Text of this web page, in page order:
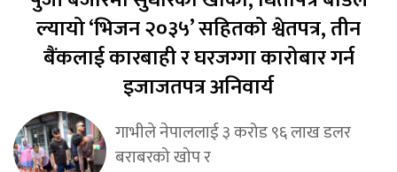
ल्यायो ‘भिजन २०३५’ सहितको श्वेतपत्र, तीन
बैंकलाई कारबाही र घरजग्गा कारोबार गर्न
इजाजतपत्र अनिवार्य
गाभीले नेपाललाई ३ करोड ९६ लाख डलर
बराबरको खोप र